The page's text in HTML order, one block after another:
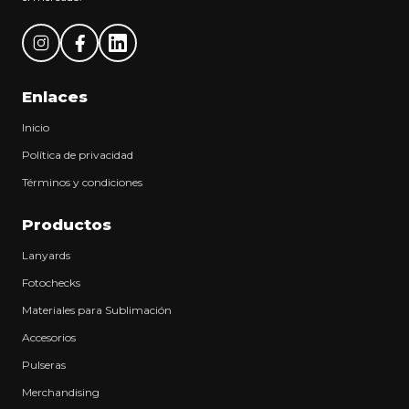
Enlaces
Inicio
Política de privacidad
Términos y condiciones
Productos
Lanyards
Fotochecks
Materiales para Sublimación
Accesorios
Pulseras
Merchandising